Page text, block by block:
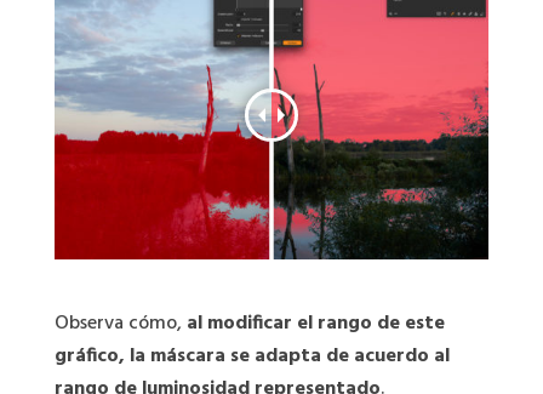
Observa cómo, al modificar el rango de este
gráfico, la máscara se adapta de acuerdo al